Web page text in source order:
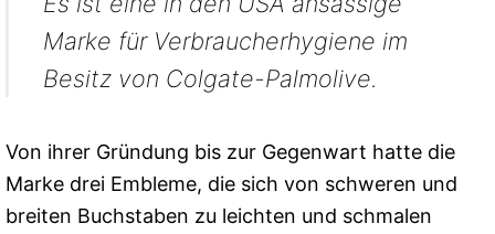
Marke für Verbraucherhygiene im
Besitz von Colgate-Palmolive.
Von ihrer Gründung bis zur Gegenwart hatte die
Marke drei Embleme, die sich von schweren und
breiten Buchstaben zu leichten und schmalen